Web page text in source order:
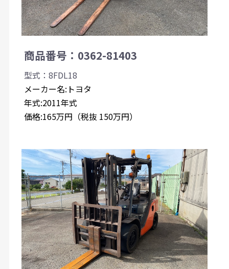
商品番号：0362-81403
型式：8FDL18
メーカー名:トヨタ
年式:2011年式
価格:165万円（税抜 150万円）